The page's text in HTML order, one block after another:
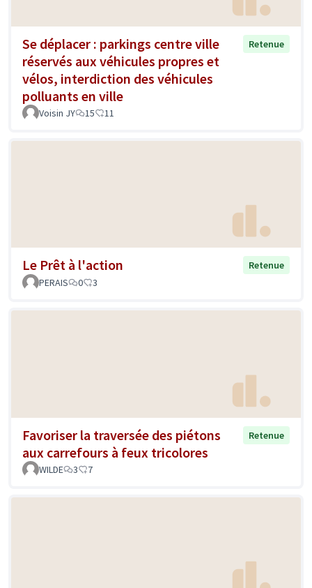
Se déplacer : parkings centre ville
réservés aux véhicules propres et
vélos, interdiction des véhicules
polluants en ville
Retenue
Voisin JY 15 11
Le Prêt à l'action
Retenue
PERAIS
0 3
Favoriser la traversée des piétons
aux carrefours à feux tricolores
Retenue
WILDE 3 7